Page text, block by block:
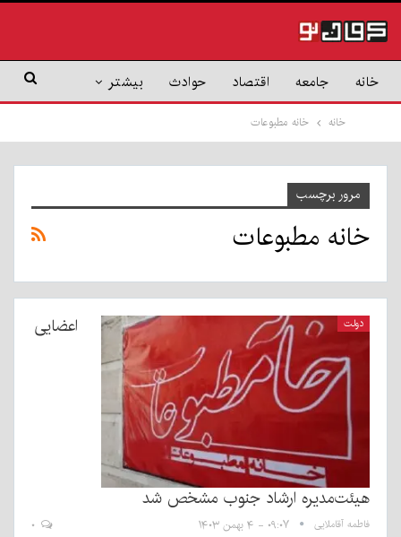
خانه جامعه اقتصاد حوادث بیشتر
خانه خانه مطبوعات
مرور برچسب
خانه مطبوعات
دولت اعضایی
هیئت‌مدیره ارشاد جنوب مشخص شد
فاطمه آقاملایی ۰۹:۰۷ - ۴ بهمن ۱۴۰۳